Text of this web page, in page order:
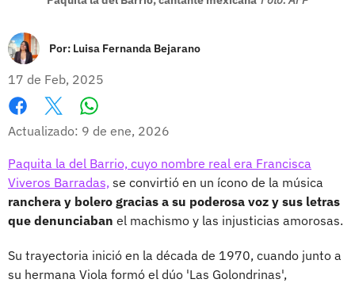
Por: Luisa Fernanda Bejarano
17 de Feb, 2025
Facebook
X
Actualizado: 9 de ene, 2026
Paquita la del Barrio, cuyo nombre real era Francisca
Viveros Barradas, se convirtió en un ícono de la música
ranchera y bolero gracias a su poderosa voz y sus letras
que denunciaban el machismo y las injusticias amorosas.
Su trayectoria inició en la década de 1970, cuando junto a
su hermana Viola formó el dúo 'Las Golondrinas',